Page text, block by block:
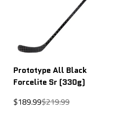
Prototype All Black
Forcelite Sr (330g)
Prix
$189.99Prix
$219.99